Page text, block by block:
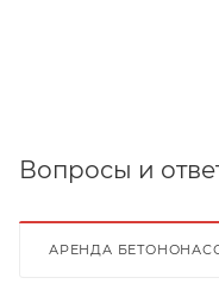
Вопросы и
АРЕНДА